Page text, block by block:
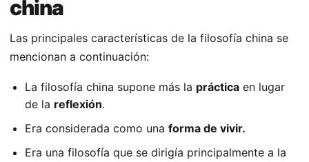
china
Las principales características de la filosofía china se
mencionan a continuación:
La filosofía china supone más la práctica en lugar
de la reflexión.
Era considerada como una forma de vivir.
Era una filosofía que se dirigía principalmente a la